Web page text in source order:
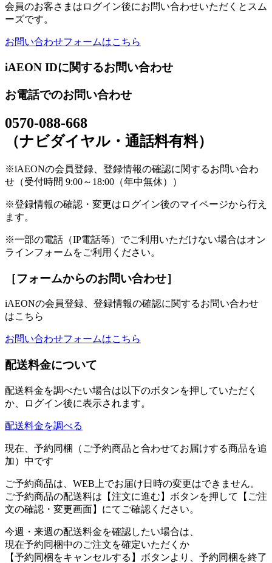
会員のお客さまはログイン後にお問い合わせいただくとスム
ーズです。
お問い合わせフォームはこちら
iAEON IDに関するお問い合わせ
お電話でのお問い合わせ
0570-088-668
（ナビダイヤル・通話料有料）
※iAEONの会員登録、登録情報の確認に関するお問い合わ
せ（受付時間 9:00～18:00（年中無休））
※登録情報の確認・変更はログイン後のマイページから行え
ます。
※一部の電話（IP電話等）でご利用いただけない場合はオン
ラインフォームをご利用ください。
［フォームからのお問い合わせ］
iAEONの会員登録、登録情報の確認に関するお問い合わせ
はこちら
お問い合わせフォームはこちら
配送料金について
配送料金を調べたい場合は以下のボタンを押していただく
か、ログイン後に表示されます。
配送料金を調べる
現在、予約同梱（ご予約商品と合わせてお届けする商品を追
加）中です
ご予約商品は、WEB上でお届け日時の変更はできません。
ご予約商品の配送料は【注文に進む】ボタンを押して【ご注
文の確認・変更画面】にてご確認ください。
今週・来週の配送料金を確認したい場合は、
現在予約同梱中のご注文を確定いただくか
【予約同梱をキャンセルする】ボタンより、予約同梱を終了